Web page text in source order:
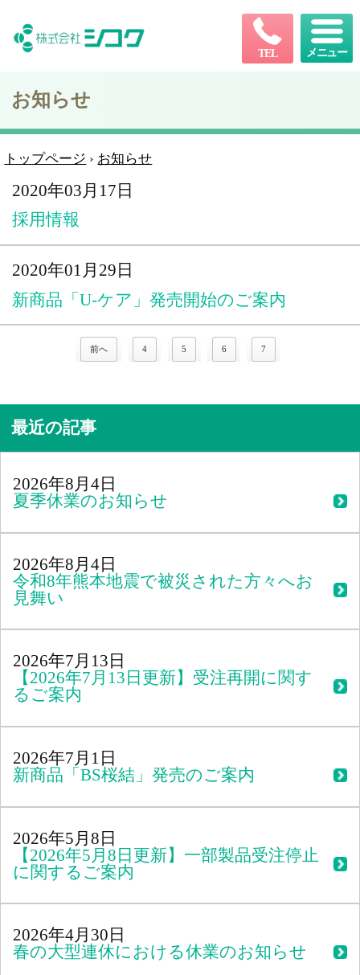
TEL メニュー
お知らせ
トップページ › お知らせ
2020年03月17日
採用情報
2020年01月29日
新商品「U-ケア」発売開始のご案内
前へ 4 5 6 7
最近の記事
2026年8月4日
夏季休業のお知らせ
2026年8月4日
令和8年熊本地震で被災された方々へお
見舞い
2026年7月13日
【2026年7月13日更新】受注再開に関す
るご案内
2026年7月1日
新商品「BS桜結」発売のご案内
2026年5月8日
【2026年5月8日更新】一部製品受注停止
に関するご案内
2026年4月30日
春の大型連休における休業のお知らせ